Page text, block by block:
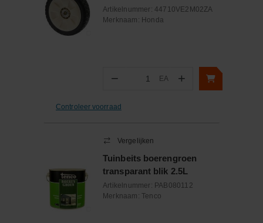
Artikelnummer: 44710VE2M02ZA
Merknaam: Honda
− Aantal
EA +
Controleer voorraad
Vergelijken
Tuinbeits boerengroen
transparant blik 2.5L
Artikelnummer: PAB080112
Merknaam: Tenco